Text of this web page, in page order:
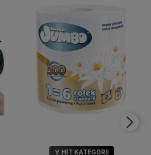
🏅 HIT KATEGORII